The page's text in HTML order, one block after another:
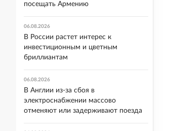
посещать Армению
06.08.2026
В России растет интерес к
инвестиционным и цветным
бриллиантам
06.08.2026
В Англии из-за сбоя в
электроснабжении массово
отменяют или задерживают поезда